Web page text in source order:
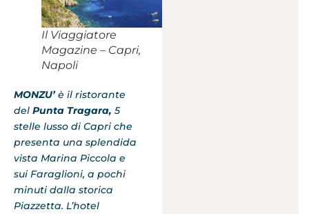
Il Viaggiatore
Magazine – Capri,
Napoli
MONZU’è il ristorante
del Punta Tragara, 5
stelle lusso di Capri che
presenta una splendida
vista Marina Piccola e
sui Faraglioni, a pochi
minuti dalla storica
Piazzetta. L’hotel